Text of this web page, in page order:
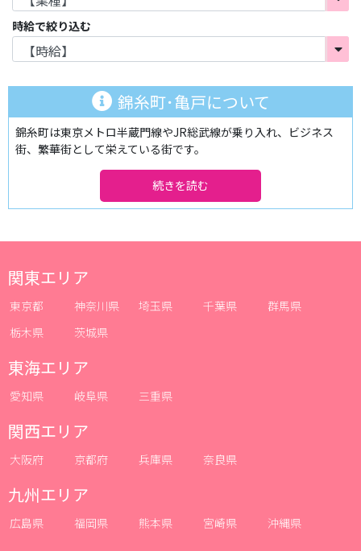
時給で絞り込む
錦糸町･亀戸について
錦糸町は東京メトロ半蔵門線やJR総武線が乗り入れ、ビジネス
街、繁華街として栄えている街です。
す雰囲気があります。すみだトリフォニーホールや東武ホテルレ
バント東京、アルカキット錦糸町などの施設が立ち並び、北口の
大きくありませんが、その分集客力の高さが魅力的。高収入求人
をお探しの方にもオススメのエリアです。
小岩は昔ながらの下町情緒溢れる雰囲気が魅力的な街です。そん
街としても有名で、夜は多くの人で賑わいます。
ー」に掲載されているお店を見ても分かる通り、錦糸町・亀戸エ
のが特徴です。高待遇も多数揃っており、初めてキャバクラやガ
おすすめの場所です。
関東エリア
東京都 神奈川県 埼玉県 千葉県
群馬県
栃木県
茨城県
東海エリア
愛知県 岐阜県 三重県
関西エリア
大阪府 京都府 兵庫県 奈良県
九州エリア
広島県 福岡県 熊本県 宮崎県 沖縄県